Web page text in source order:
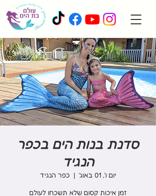
סדנת בנות הים בכפר
הנגיד
יום ו׳, 01 באוג׳
  |
כפר הנגיד